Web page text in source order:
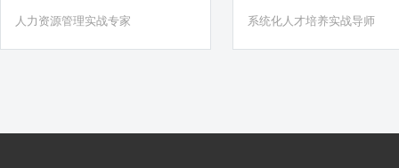
点、绩效管理、OKR体系设计、代
人力资源管理实战专家 系统化人才培养实战导师